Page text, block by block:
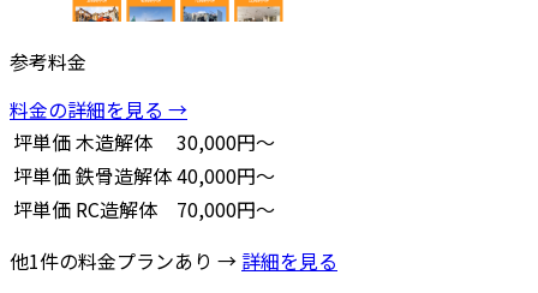
参考料金
料金の詳細を見る →
坪単価木造解体
30,000円～
坪単価鉄骨造解体40,000円～
坪単価 RC造解体
70,000円～
他1件の料金プランあり → 詳細を見る